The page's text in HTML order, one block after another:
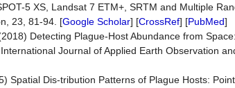
5 XS, Landsat 7 ETM+, SRTM and Multiple
23, 81-94. [Google Scholar] [CrossRef] [PubMed]
Detecting Plague-Host Abundance from
Journal of Applied Earth Observation
Spatial Dis-tribution Patterns of Plague Hosts: